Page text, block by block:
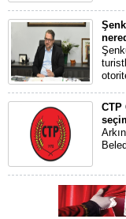
CTP